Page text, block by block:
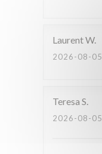
LaurentW
2026-08-05
Teresa S
2026-08-05